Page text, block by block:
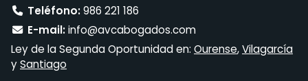
Teléfono:986 221 186
E-mail:info@avcabogados.com
Ley de la Segunda Oportunidad en: Ourense,Vilagarcía
ySantiago